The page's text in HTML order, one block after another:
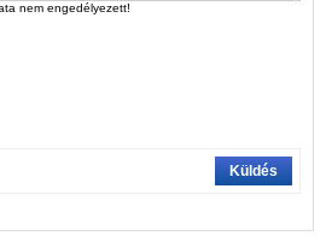
nem engedélyezett!
Küldés